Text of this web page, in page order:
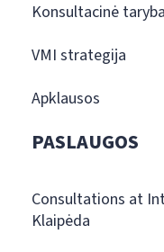
Konsultacinė taryba
VMI strategija
Apklausos
PASLAUGOS
Consultations at
Klaipėda